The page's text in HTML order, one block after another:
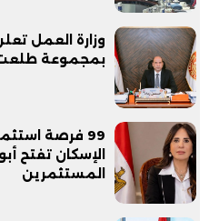
بمجموعة
الإسكان تفتح
المستثمرين